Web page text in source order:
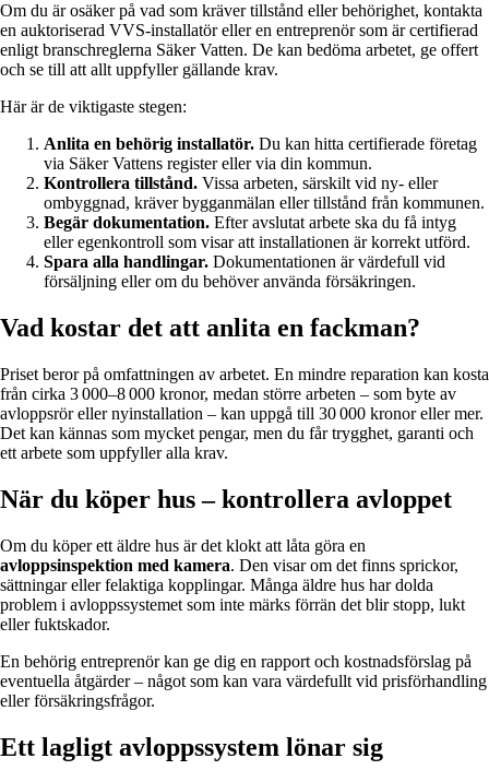
Om du är osäker på vad som kräver tillstånd eller behörighet, kontakta
en auktoriserad VVS-installatör eller en entreprenör som är certifierad
enligt branschreglerna Säker Vatten. De kan bedöma arbetet, ge offert
och se till att allt uppfyller gällande krav.
Här är de viktigaste stegen:
Anlita en behörig installatör. Du kan hitta certifierade företag
via Säker Vattens register eller via din kommun.
Kontrollera tillstånd. Vissa arbeten, särskilt vid ny- eller
ombyggnad, kräver bygganmälan eller tillstånd från kommunen.
Begär dokumentation. Efter avslutat arbete ska du få intyg
eller egenkontroll som visar att installationen är korrekt utförd.
Spara alla handlingar. Dokumentationen är värdefull vid
försäljning eller om du behöver använda försäkringen.
Vad kostar det att anlita en fackman?
Priset beror på omfattningen av arbetet. En mindre reparation kan kosta
från cirka 3 000–8 000 kronor, medan större arbeten – som byte av
avloppsrör eller nyinstallation – kan uppgå till 30 000 kronor eller mer.
Det kan kännas som mycket pengar, men du får trygghet, garanti och
ett arbete som uppfyller alla krav.
När du köper hus – kontrollera avloppet
Om du köper ett äldre hus är det klokt att låta göra en
avloppsinspektion med kamera. Den visar om det finns sprickor,
sättningar eller felaktiga kopplingar. Många äldre hus har dolda
problem i avloppssystemet som inte märks förrän det blir stopp, lukt
eller fuktskador.
En behörig entreprenör kan ge dig en rapport och kostnadsförslag på
eventuella åtgärder – något som kan vara värdefullt vid prisförhandling
eller försäkringsfrågor.
Ett lagligt avloppssystem lönar sig